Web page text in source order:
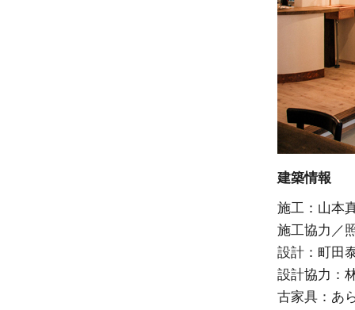
建築情報
施工：山本
施工協力／
設計：町田
設計協力：
古家具：あ